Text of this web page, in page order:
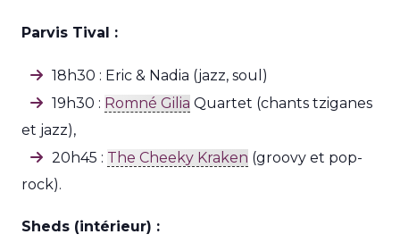
Parvis Tival :
18h30 : Eric & Nadia (jazz, soul)
19h30 : Romné Gilia Quartet (chants tziganes
et jazz),
20h45 : The Cheeky Kraken (groovy et pop-
rock).
Sheds (intérieur) :